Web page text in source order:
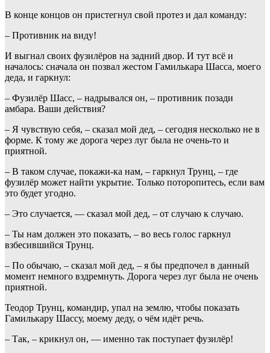
В конце концов он пристегнул свой протез и дал команду:
– Противник на виду!
И выгнал своих фузилёров на задний двор. И тут всё и
началось: сначала он позвал жестом Гамилькара Шасса, моего
деда, и гаркнул:
– Фузилёр Шасс, – надрывался он, – противник позади
амбара. Ваши действия?
– Я чувствую себя, – сказал мой дед, – сегодня несколько не в
форме. К тому же дорога через луг была не очень-то и
приятной.
– В таком случае, покажи-ка нам, – гаркнул Трунц, – где
фузилёр может найти укрытие. Только поторопитесь, если вам
это будет угодно.
– Это случается, — сказал мой дед, – от случаю к случаю.
– Ты нам должен это показать, – во весь голос гаркнул
взбесившийся Трунц.
– По обычаю, – сказал мой дед, – я бы предпочел в данный
момент немного вздремнуть. Дорога через луг была не очень
приятной.
Теодор Трунц, командир, упал на землю, чтобы показать
Гамилькару Шассу, моему деду, о чём идёт речь.
– Так, – крикнул он, — именно так поступает фузилёр!